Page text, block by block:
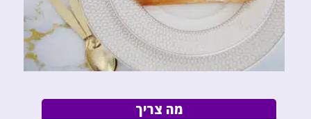
מה צריך